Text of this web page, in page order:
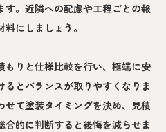
す。近隣への配慮や工程ごとの報
にしましょう。
もりと仕様比較を行い、極端に安
とバランスが取りやすくなりま
て塗装タイミングを決め、見積
合的に判断すると後悔を減らせま